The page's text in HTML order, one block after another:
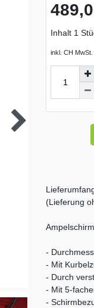
Inhalt 1
inkl. CH
(Lieferung
-
- Mit
- Durch
- Mit 5-
-